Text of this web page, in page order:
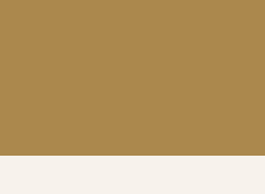
EN FLEURS SÉCHÉES.